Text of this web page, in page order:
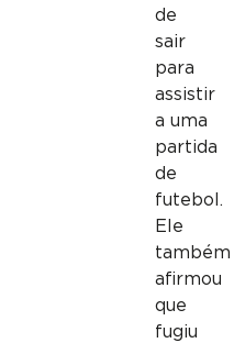
de
sair
para
assistir
a uma
partida
de
futebol.
Ele
também
afirmou
que
fugiu